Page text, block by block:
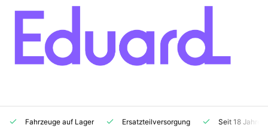
Fahrzeuge auf Lager Ersatzteilversorgung Seit 18